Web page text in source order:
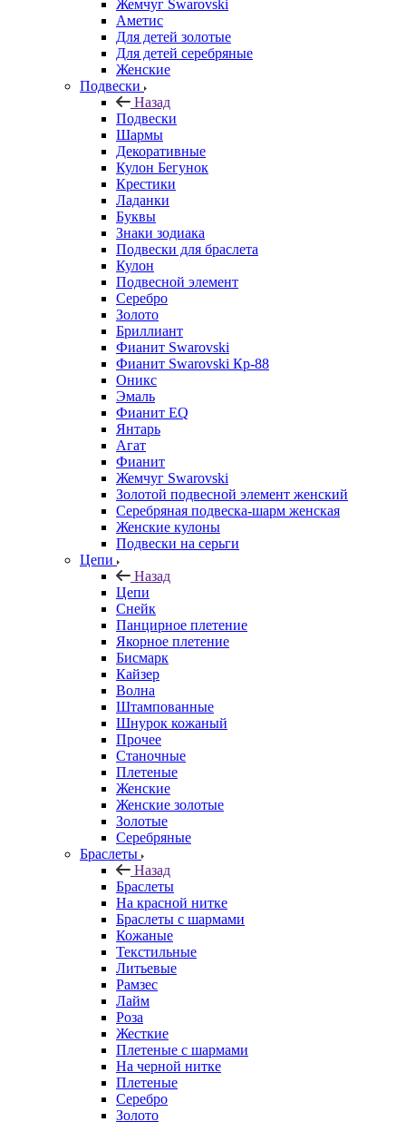
Жемчуг Swarovski
Аметис
Для детей золотые
Для детей серебряные
Женские
Подвески
Назад
Подвески
Шармы
Декоративные
Кулон Бегунок
Крестики
Ладанки
Буквы
Знаки зодиака
Подвески для браслета
Кулон
Подвесной элемент
Серебро
Золото
Бриллиант
Фианит Swarovski
Фианит Swarovski Кр-88
Оникс
Эмаль
Фианит EQ
Янтарь
Агат
Фианит
Жемчуг Swarovski
Золотой подвесной элемент женcкий
Серебряная подвеска-шарм женская
Женские кулоны
Подвески на серьги
Цепи
Назад
Цепи
Снейк
Панцирное плетение
Якорное плетение
Бисмарк
Кайзер
Волна
Штампованные
Шнурок кожаный
Прочее
Станочные
Плетеные
Женские
Женские золотые
Золотые
Серебряные
Браслеты
Назад
Браслеты
На красной нитке
Браслеты с шармами
Кожаные
Текстильные
Литьевые
Рамзес
Лайм
Роза
Жесткие
Плетеные с шармами
На черной нитке
Плетеные
Серебро
Золото